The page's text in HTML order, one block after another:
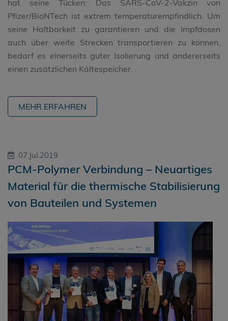
hat seine Tücken: Das SARS-CoV-2-Vakzin von
Pfizer/BioNTech ist extrem temperaturempfindlich. Um
seine Haltbarkeit zu garantieren und die Impfdosen
auch über weite Strecken transportieren zu können,
bedarf es einerseits guter Isolierung und andererseits
einen zusätzlichen Kältespeicher.
MEHR ERFAHREN
07.Jul.2019
PCM-Polymer Verbindung – Neuartiges
Material für die thermische Stabilisierung
von Bauteilen und Systemen